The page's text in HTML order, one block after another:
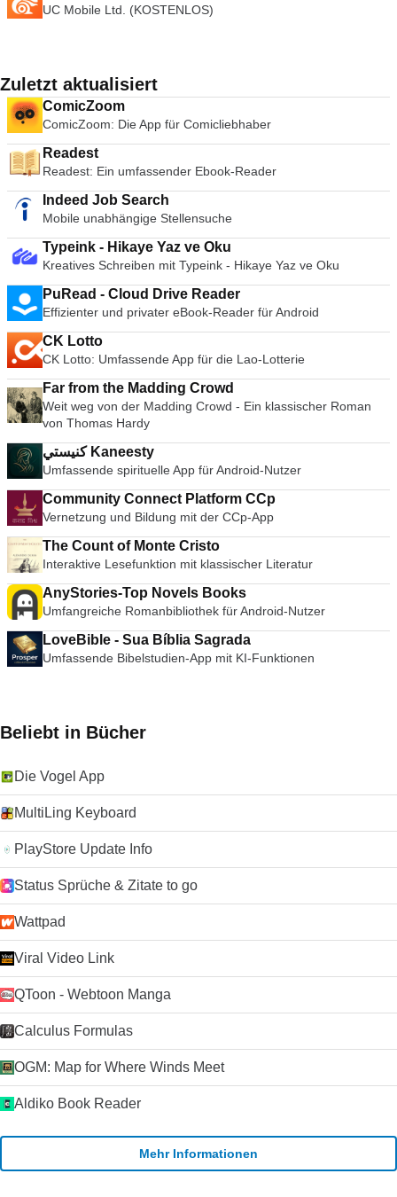
UC Mobile Ltd. (KOSTENLOS)
Zuletzt aktualisiert
ComicZoom
ComicZoom: Die App für Comicliebhaber
Readest
Readest: Ein umfassender Ebook-Reader
Indeed Job Search
Mobile unabhängige Stellensuche
Typeink - Hikaye Yaz ve Oku
Kreatives Schreiben mit Typeink - Hikaye Yaz ve Oku
PuRead - Cloud Drive Reader
Effizienter und privater eBook-Reader für Android
CK Lotto
CK Lotto: Umfassende App für die Lao-Lotterie
Far from the Madding Crowd
Weit weg von der Madding Crowd - Ein klassischer Roman
von Thomas Hardy
كنيستي Kaneesty
Umfassende spirituelle App für Android-Nutzer
Community Connect Platform CCp
Vernetzung und Bildung mit der CCp-App
The Count of Monte Cristo
Interaktive Lesefunktion mit klassischer Literatur
AnyStories-Top Novels Books
Umfangreiche Romanbibliothek für Android-Nutzer
LoveBible - Sua Bíblia Sagrada
Umfassende Bibelstudien-App mit KI-Funktionen
Beliebt in Bücher
Die Vogel App
MultiLing Keyboard
PlayStore Update Info
Status Sprüche & Zitate to go
Wattpad
Viral Video Link
QToon - Webtoon Manga
Calculus Formulas
OGM: Map for Where Winds Meet
Aldiko Book Reader
Mehr Informationen